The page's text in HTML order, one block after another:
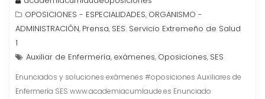
OPOSICIONES - ESPECIALIDADES, ORGANISMO -
ADMINISTRACIÓN, Prensa, SES. Servicio Extremeño de Salud
1
Auxiliar de Enfermería, exámenes, Oposiciones, SES
Enunciados y soluciones exámenes #oposiciones Auxiliares de
Enfermería SES www.academiacumlaude.es Enunciado